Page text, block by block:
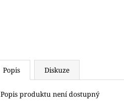
Popis Diskuze
Popis produktu není dostupný